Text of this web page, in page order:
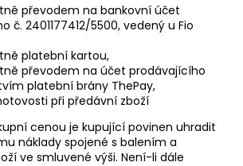
převodem na bankovní účet
č. 2401177412/5500, vedený u Fio
platební kartou,
převodem na účet prodávajícího
platební brány ThePay,
při předávní zboží
cenou je kupující povinen uhradit
náklady spojené s balením a
ve smluvené výši. Není-li dále